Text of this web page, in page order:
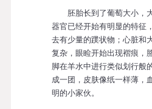
胚胎长到了葡萄大小，大
器官已经开始有明显的特征
去有少量的蹼状物；心脏和
复杂，眼睑开始出现褶痕，
脚在羊水中进行类似划行般
成一团，皮肤像纸一样薄，
明的小家伙。